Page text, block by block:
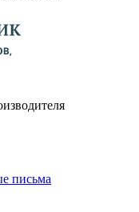
письма